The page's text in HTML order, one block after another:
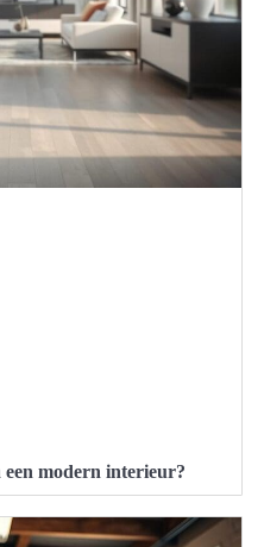
een modern interieur?